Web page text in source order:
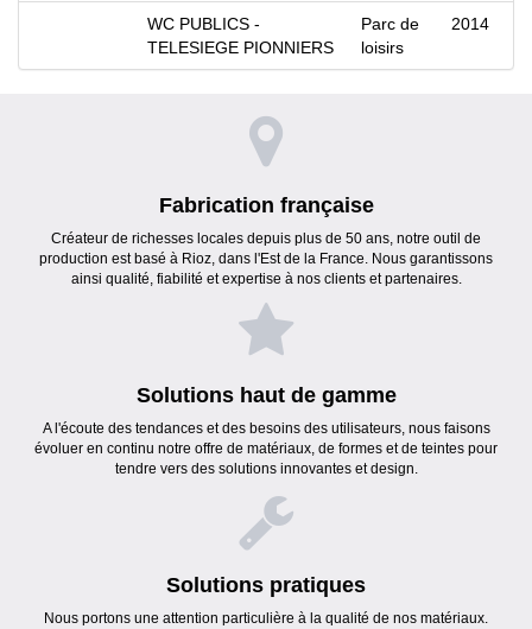
WC PUBLICS -
TELESIEGE PIONNIERS
Parc de
loisirs
2014
Fabrication française
Créateur de richesses locales depuis plus de 50 ans, notre outil de
production est basé à Rioz, dans l'Est de la France. Nous garantissons
ainsi qualité, fiabilité et expertise à nos clients et partenaires.
Solutions haut de gamme
A l'écoute des tendances et des besoins des utilisateurs, nous faisons
évoluer en continu notre offre de matériaux, de formes et de teintes pour
tendre vers des solutions innovantes et design.
Solutions pratiques
Nous portons une attention particulière à la qualité de nos matériaux.